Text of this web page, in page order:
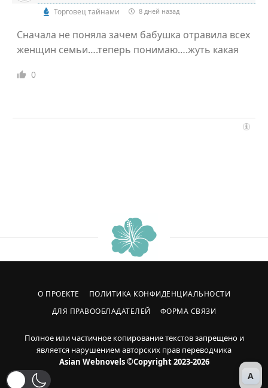
Торговец тайнами 8 дней назад
Сначала не поняла зачем бабушка отравила всех
женщин семьи….теперь понимаю….жуть какая
0
О ПРОЕКТЕ
ПОЛИТИКА КОНФИДЕНЦИАЛЬНОСТИ
ДЛЯ ПРАВООБЛАДАТЕЛЕЙ
ФОРМА СВЯЗИ
Полное или частичное копирование текстов запрещено и
является нарушением авторских прав переводчика
Asian Webnovels ©Copyright 2023-2026
A